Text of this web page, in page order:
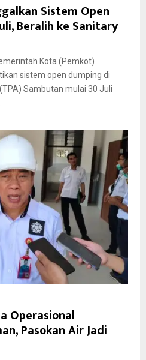
Sistem Open
Beralih ke Sanitary
Kota (Pemkot)
sistem open dumping di
Sambutan mulai 30 Juli
Operasional
Pasokan Air Jadi